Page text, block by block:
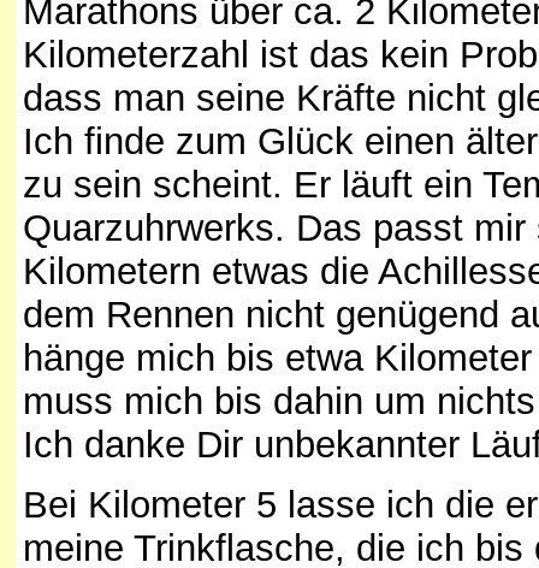
Marathons über ca. 2
Kilometerzahl ist das kein
dass man seine Kräfte nicht
Ich finde zum Glück einen
zu sein scheint. Er läuft ein
Quarzuhrwerks. Das passt
Kilometern etwas die
dem Rennen nicht genügend
hänge mich bis etwa
muss mich bis dahin um
Ich danke Dir unbekannter
Bei Kilometer 5 lasse ich die
meine Trinkflasche, die ich